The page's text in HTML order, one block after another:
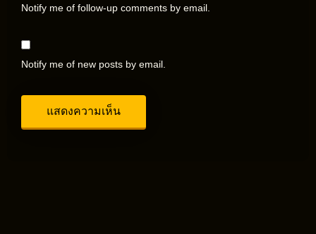
Notify me of follow-up comments by email.
Notify me of new posts by email.